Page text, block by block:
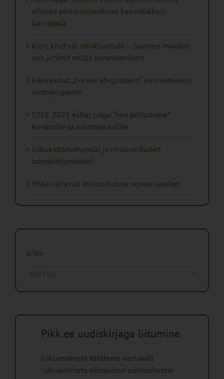
aitavad põllumajanduses kasumlikkust
kasvatada
Kips, kiud või struktuurlubi – Soomes avaldati
uus juhend mulla parandamisest
Käsiraamat „Erksad võrgustikud“ innovatsiooni
eestvedajatele
ESEE 2025 esitas pilgu “hea põllumehe”
kuvandile ja nõustaja rollile
Isikukaitsevahendid ja ohutusnõuded
taimekaitsetöödel
Mida näitavad toiduohutuse seirearuanded
Arhiiv
Pikk.ee uudiskirjaga liitumine.
Isikuandmeid töötleme vastavalt
Isikuandmete töötlemise põhimõtetele